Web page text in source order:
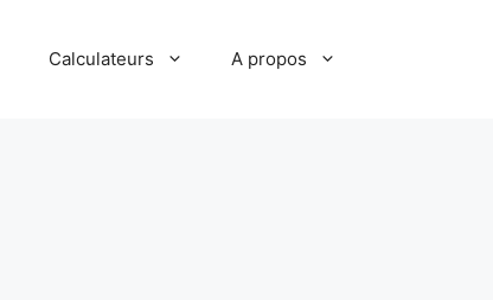
Calculateurs A propos